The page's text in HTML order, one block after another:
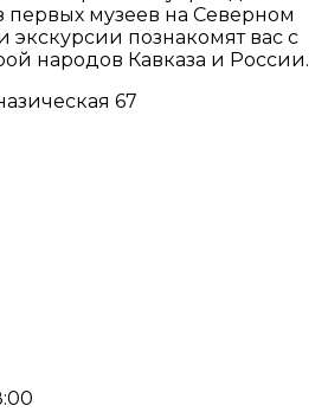
первых музеев на Северном
экскурсии познакомят вас с
народов Кавказа и России.
67